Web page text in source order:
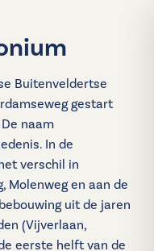
Buitenveldertse
gestart
naam
In de
verschil in
Molenweg en aan de
uit de jaren
(Vijverlaan,
eerste helft van de